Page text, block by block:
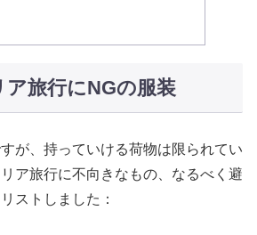
旅行にNGの服装
が、持っていける荷物は限られてい
ア旅行に不向きなもの、なるべく避
ストしました：